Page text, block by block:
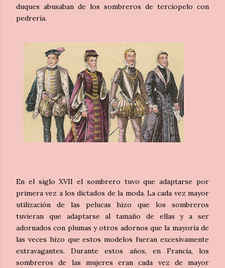
duques abusaban de los sombreros de terciopelo con
pedrería.
En el siglo XVII el sombrero tuvo que adaptarse por
primera vez a los dictados de la moda. La cada vez mayor
utilización de las pelucas hizo que los sombreros
tuvieran que adaptarse al tamaño de ellas y a ser
adornados con plumas y otros adornos que la mayoría de
las veces hizo que estos modelos fueran excesivamente
extravagantes. Durante estos años, en Francia, los
sombreros de las mujeres eran cada vez de mayor